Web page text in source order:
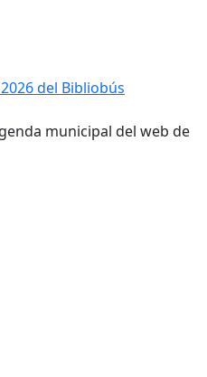
del Bibliobús
municipal del web de